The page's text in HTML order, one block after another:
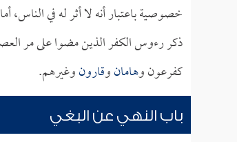
خصوصية باعتبار أنه لا أثر له في
ذكر رءوس الكفر الذين مضوا على مر
كفرعون وهامانوقارونوغيرهم.
باب النهي عن البغي